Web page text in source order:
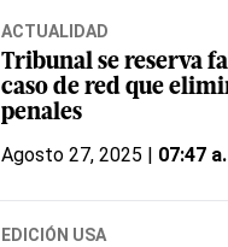
ACTUALIDAD
Tribunal se reserva
caso de red que
penales
Agosto 27, 2025 | 07:47
EDICIÓN USA